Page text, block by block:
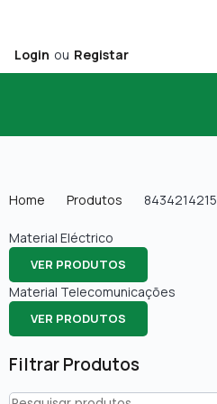
Login ou Registar
Home Produtos
Filtrar Produtos
Material Eléctrico
VER PRODUTOS
Material Telecomunicações
VER PRODUTOS